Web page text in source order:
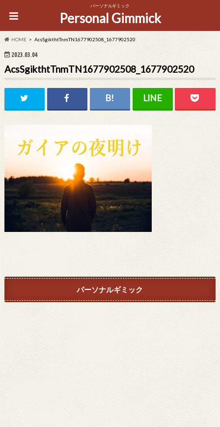
パーソナルギミック
Personal Gimmick
HOME AcsSgikthtTnmTN1677902508_1677902520
2023.03.04
AcsSgikthtTnmTN1677902508_1677902520
パーソナルギミック